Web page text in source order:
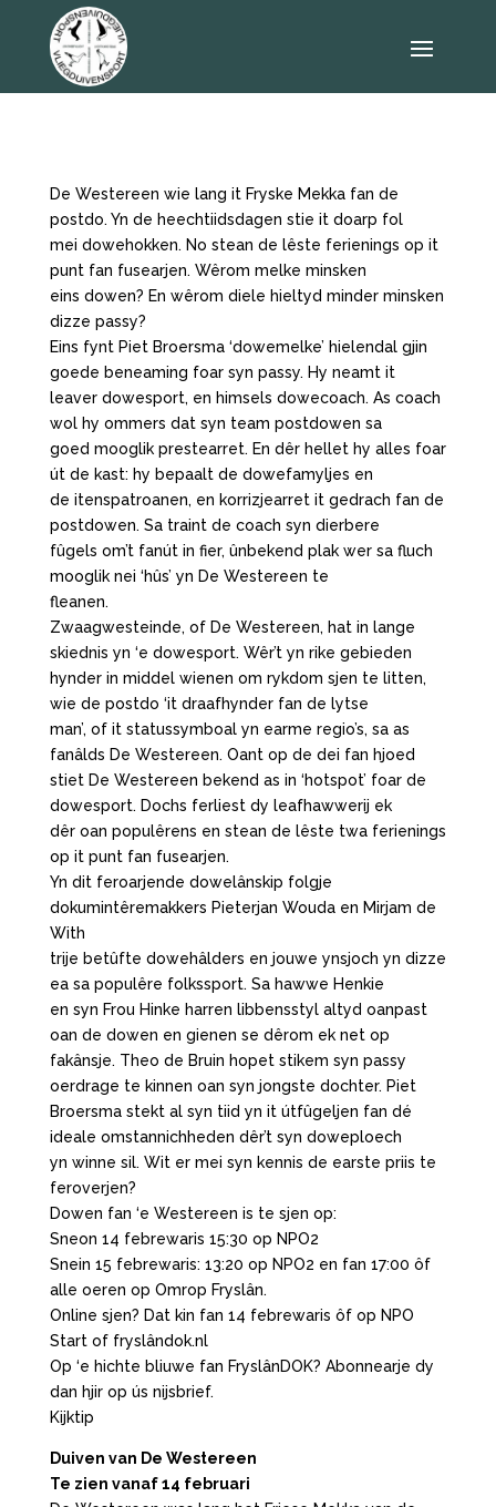
De Westereen wie lang it Fryske Mekka fan de
postdo. Yn de heechtiidsdagen stie it doarp fol
mei dowehokken. No stean de lêste ferienings op it
punt fan fusearjen. Wêrom melke minsken
eins dowen? En wêrom diele hieltyd minder minsken
dizze passy?
Eins fynt Piet Broersma ‘dowemelke’ hielendal gjin
goede beneaming foar syn passy. Hy neamt it
leaver dowesport, en himsels dowecoach. As coach
wol hy ommers dat syn team postdowen sa
goed mooglik prestearret. En dêr hellet hy alles foar
út de kast: hy bepaalt de dowefamyljes en
de itenspatroanen, en korrizjearret it gedrach fan de
postdowen. Sa traint de coach syn dierbere
fûgels om’t fanút in fier, ûnbekend plak wer sa fluch
mooglik nei ‘hûs’ yn De Westereen te
fleanen.
Zwaagwesteinde, of De Westereen, hat in lange
skiednis yn ‘e dowesport. Wêr’t yn rike gebieden
hynder in middel wienen om rykdom sjen te litten,
wie de postdo ‘it draafhynder fan de lytse
man’, of it statussymboal yn earme regio’s, sa as
fanâlds De Westereen. Oant op de dei fan hjoed
stiet De Westereen bekend as in ‘hotspot’ foar de
dowesport. Dochs ferliest dy leafhawwerij ek
dêr oan populêrens en stean de lêste twa ferienings
op it punt fan fusearjen.
Yn dit feroarjende dowelânskip folgje
dokumintêremakkers Pieterjan Wouda en Mirjam de
With
trije betûfte dowehâlders en jouwe ynsjoch yn dizze
ea sa populêre folkssport. Sa hawwe Henkie
en syn Frou Hinke harren libbensstyl altyd oanpast
oan de dowen en gienen se dêrom ek net op
fakânsje. Theo de Bruin hopet stikem syn passy
oerdrage te kinnen oan syn jongste dochter. Piet
Broersma stekt al syn tiid yn it útfûgeljen fan dé
ideale omstannichheden dêr’t syn doweploech
yn winne sil. Wit er mei syn kennis de earste priis te
feroverjen?
Dowen fan ‘e Westereen is te sjen op:
Sneon 14 febrewaris 15:30 op NPO2
Snein 15 febrewaris: 13:20 op NPO2 en fan 17:00 ôf
alle oeren op Omrop Fryslân.
Online sjen? Dat kin fan 14 febrewaris ôf op NPO
Start of fryslândok.nl
Op ‘e hichte bliuwe fan FryslânDOK? Abonnearje dy
dan hjir op ús nijsbrief.
Kijktip
Duiven van De Westereen
Te zien vanaf 14 februari